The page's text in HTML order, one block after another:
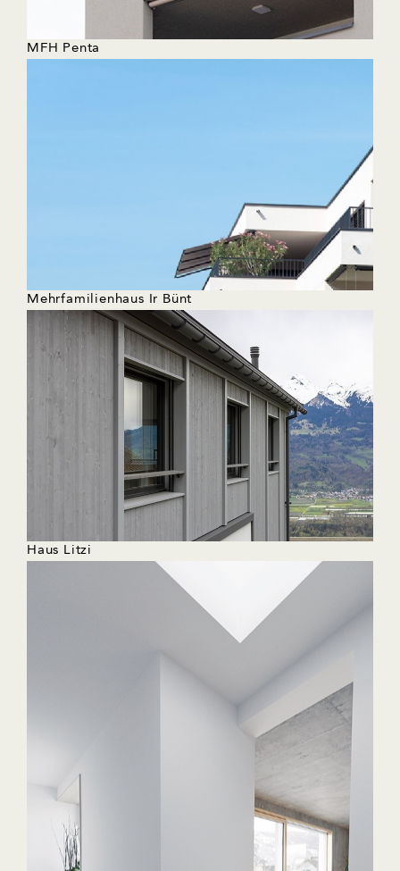
MFH Penta
Mehrfamilienhaus Ir Bünt
Haus Litzi